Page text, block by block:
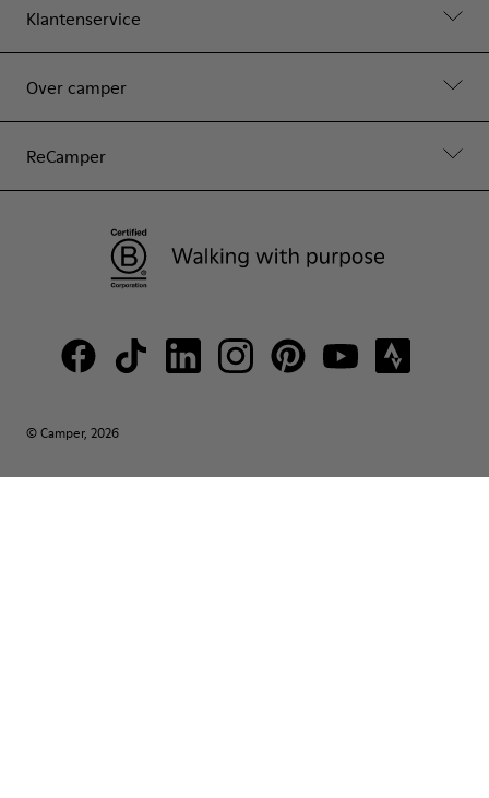
Klantenservice
Over camper
ReCamper
© Camper, 2026